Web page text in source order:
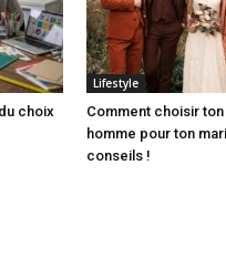
choix
Lifestyle
Comment choisir
homme pour ton
conseils !